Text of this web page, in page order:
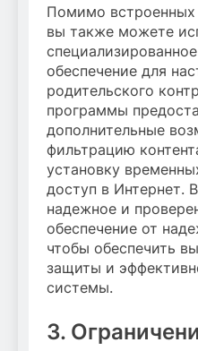
Помимо встроенных
вы также можете
обеспечение для
родительского
программы
дополнительные
фильтрацию
установку
доступ в Интернет.
надежное и
обеспечение от
чтобы обеспечить
защиты и
системы.
3.